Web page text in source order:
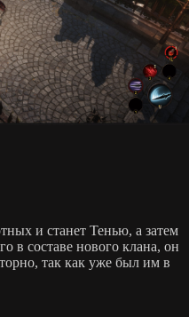
и станет Тенью, а затем
в составе нового клана, он
так как уже был им в